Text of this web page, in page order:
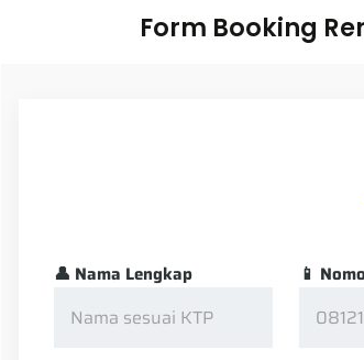
Form Booking
👤 Nama Lengkap 📱